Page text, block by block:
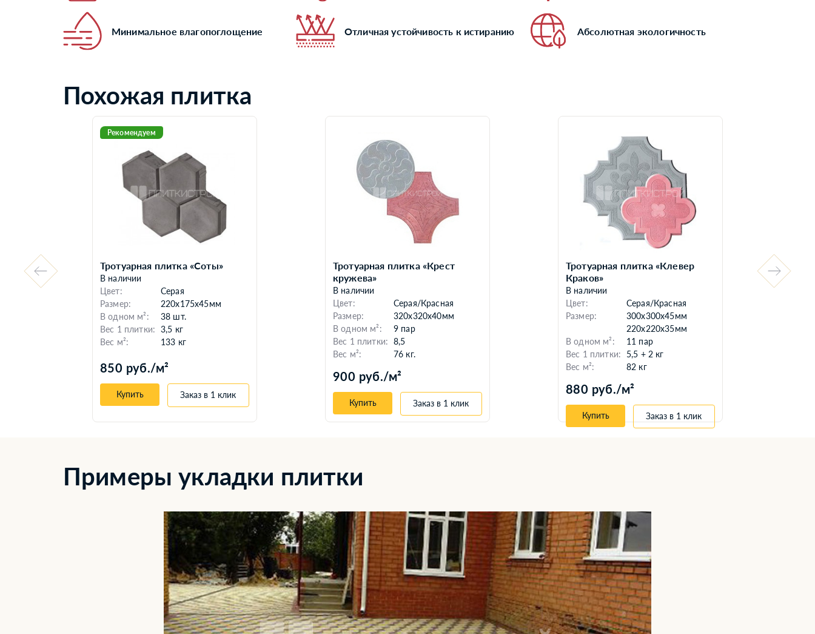
Минимальное влагопоглощение Отличная устойчивость к истиранию Абсолютная экологичность
Похожая плитка
Рекомендуем
Тротуарная плитка «Соты»
В наличии
Цвет:
Серая
Размер:
220x175x45мм
В одном м²:
38 шт.
Вес 1 плитки: 3,5 кг
Вес м²:
133 кг
850 руб./м²
Купить Заказ в 1 клик
Тротуарная плитка «Крест
кружева»
В наличии
Цвет:
Серая/Красная
Размер:
320x320x40мм
В одном м²:
9 пар
Вес 1 плитки: 8,5
Вес м²:
76 кг.
900 руб./м²
Купить Заказ в 1 клик
Тротуарная плитка «Клевер
Краков»
В наличии
Цвет:
Серая/Красная
Размер:
300x300x45мм
220х220х35мм
В одном м²:
11 пар
Вес 1 плитки:
5,5 + 2 кг
Вес м²:
82 кг
880 руб./м²
Купить Заказ в 1 клик
Примеры укладки плитки